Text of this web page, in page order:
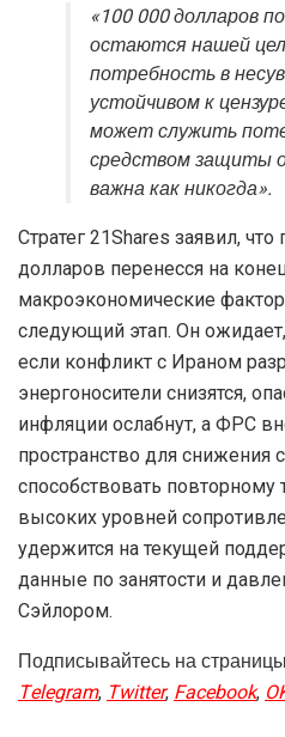
«100 000 долларов
остаются нашей
потребность в
устойчивом к
может служить
средством защиты
важна как никогда».
Стратег 21Shares заявил,
долларов перенесся на
макроэкономические
следующий этап. Он
если конфликт с Ираном
энергоносители снизятся,
инфляции ослабнут, а ФРС
пространство для снижения
способствовать повторному
высоких уровней
удержится на текущей
данные по занятости и
Сэйлором.
Подписывайтесь на
Telegram,Twitter,Facebook,